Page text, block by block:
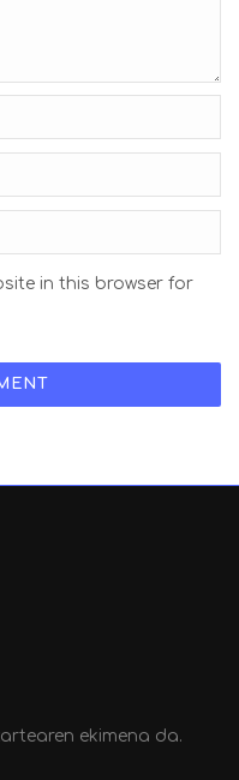
in this browser for
ekimena da.